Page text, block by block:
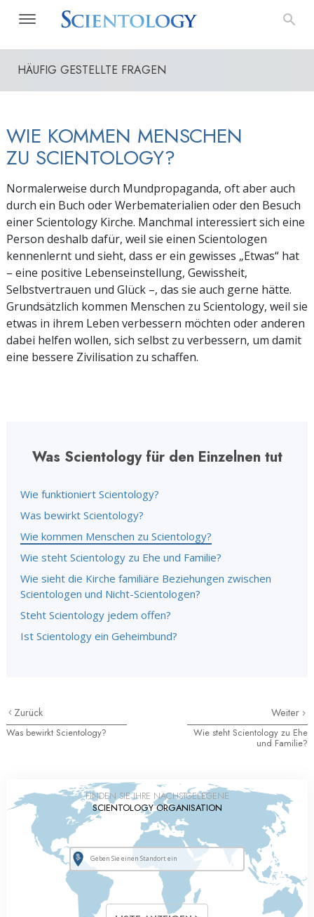
HÄUFIG GESTELLTE FRAGEN
WIE KOMMEN MENSCHEN
ZU SCIENTOLOGY?
Normalerweise durch Mundpropaganda, oft aber auch
durch ein Buch oder Werbematerialien oder den Besuch
einer Scientology Kirche. Manchmal interessiert sich eine
Person deshalb dafür, weil sie einen Scientologen
kennenlernt und sieht, dass er ein gewisses „Etwas“ hat
– eine positive Lebenseinstellung, Gewissheit,
Selbstvertrauen und Glück –, das sie auch gerne hätte.
Grundsätzlich kommen Menschen zu Scientology, weil sie
etwas in ihrem Leben verbessern möchten oder anderen
dabei helfen wollen, sich selbst zu verbessern, um damit
eine bessere Zivilisation zu schaffen.
Was Scientology für den Einzelnen tut
Wie funktioniert Scientology?
Was bewirkt Scientology?
Wie kommen Menschen zu Scientology?
Wie steht Scientology zu Ehe und Familie?
Wie sieht die Kirche familiäre Beziehungen zwischen
Scientologen und Nicht-Scientologen?
Steht Scientology jedem offen?
Ist Scientology ein Geheimbund?
Zurück
Was bewirkt Scientology?
Weiter
Wie steht Scientology zu Ehe
und Familie?
FINDEN SIE IHRE NÄCHSTGELEGENE
SCIENTOLOGY ORGANISATION